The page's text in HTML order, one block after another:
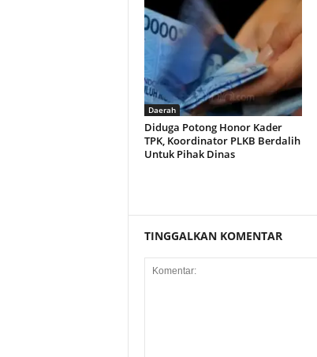
Daerah
Diduga Potong Honor Kader
TPK, Koordinator PLKB Berdalih
Untuk Pihak Dinas
TINGGALKAN KOMENTAR